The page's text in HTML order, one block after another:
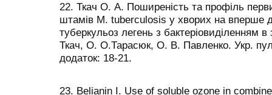
22. Ткач О. А. Поширеність та профіль
штамів M. tuberculosis у хворих на вперше
туберкульоз легень з бактеріовиділенням
Ткач, О. О.Тарасюк, О. В. Павленко. Укр.
додаток: 18-21.
23. Belianin I. Use of soluble ozone in